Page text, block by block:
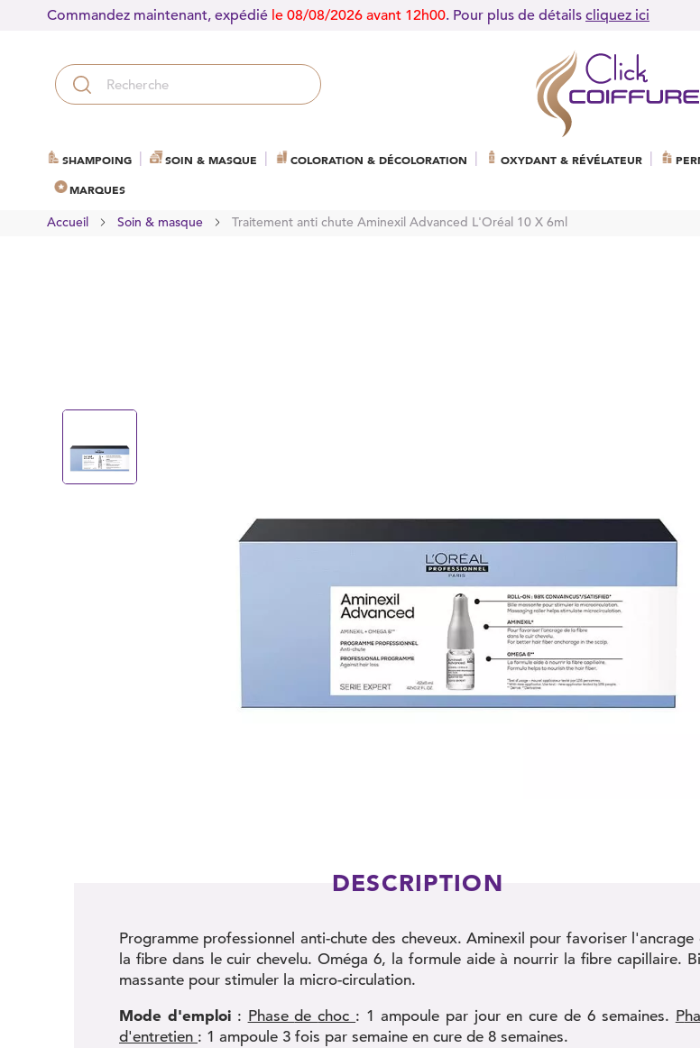
Commandez maintenant, expédié le 08/08/2026 avant 12h00. Pour plus de détails cliquez ici
SHAMPOING SOIN & MASQUE COLORATION & DÉCOLORATION OXYDANT & RÉVÉLATEUR
MARQUES
Accueil Soin & masque Traitement anti chute Aminexil Advanced L'Oréal 10 X 6ml
DESCRIPTION
Programme professionnel anti-chute des cheveux. Aminexil pour favoriser l'ancrage
la fibre dans le cuir chevelu. Oméga 6, la formule aide à nourrir la fibre capillaire.
massante pour stimuler la micro-circulation.
Mode d'emploi: Phasedechoc : 1 ampoule par jour en cure de 6 semaines. P
d'entretien : 1 ampoule 3 fois par semaine en cure de 8 semaines.